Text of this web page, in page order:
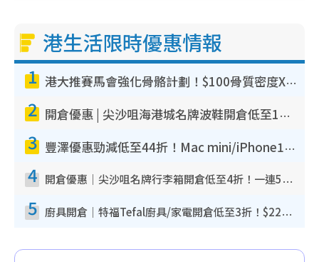
港生活限時優惠情報
1 港大推賽馬會強化骨骼計劃！$100骨質密度X光檢查 完成免費運動訓練送超市禮券！附參加資格
2 開倉優惠 | 尖沙咀海港城名牌波鞋開倉低至1折！On鞋$899起／Joy&Peace鞋履$98起
3 豐澤優惠勁減低至44折！Mac mini/iPhone17Pro大減價！廚房家電$220起
4 開倉優惠｜尖沙咀名牌行李箱開倉低至4折！一連5日 American Tourister/ace./Hallmark $200起！
5 廚具開倉｜特福Tefal廚具/家電開倉低至3折！$220起買平底鍋/炒鑊/湯煲！電飯煲/吸塵機/燙斗$418起